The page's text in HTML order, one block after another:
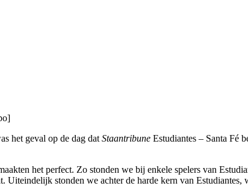
het geval op de dag dat Staantribune Estudiantes – Santa Fé
het perfect. Zo stonden we bij enkele spelers van
stonden we achter de harde kern van Estudiantes,